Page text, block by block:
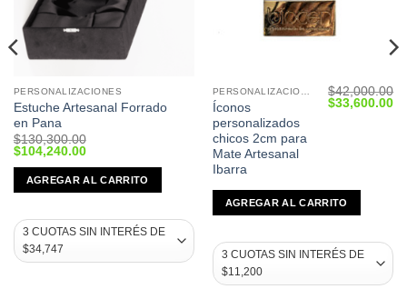
PERSONALIZACIONES
Estuche Artesanal Forrado
en Pana
$130,300.00
Original
was:
$130,300.00.
$104,240.00Current
is:
$104,240.00.
AGREGAR AL CARRITO
Íconos
personalizados
chicos 2cm para
Mate Artesanal
Ibarra
$42,000.00
Original
$33,600.00
AGREGAR AL CARRITO